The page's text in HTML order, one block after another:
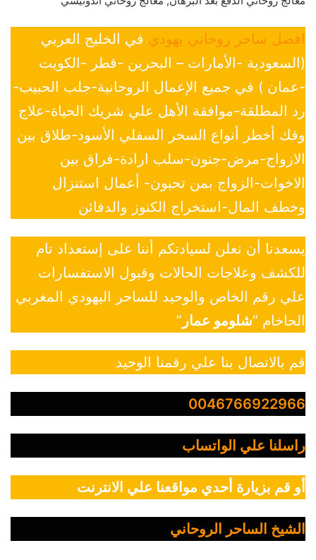
افضل ساحر روحاني يهودي في الخليج العربي
(السعودية -الأمارات – البحرين -قطر -الكويت
-عمان ) في جميع الإعمال الروحانية-جلب الحبيب-
رد المطلقة-موافقة الأهل علي شريك الحياة-علاج
وفك أخطر أنواع السحر السفلي الأسود-طلاق بين
الازواج-مرض-جنون-سلب ارادة-فراق بين
الاخوات-الزواج بمن تحبون- أعمال استنزال
وخطف المال-استخراج الكنوز والدفائن
يسعدنا أن نعلن لسيادتكم أننا على إستعداد تام
للكشف وعلاجات الحالات وقبول الاستفسارات
علي رقم الخاص والوحيد للساحر اليهودي المغربي
الحاخام “شلومو عمار ”
قم بالاتصال بنا علي رقمنا الوحيد
0046766922966
راسلنا علي الواتساب
أو قم بزيارة أحدي مواقعنا علي الانترنت
الشيخ الساحر الروحاني